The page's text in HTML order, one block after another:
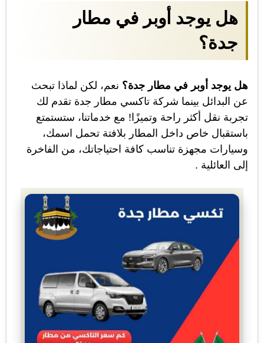
هل يوجد أوبر في مطار
جدة؟
هل يوجد أوبر في مطار جدة؟ نعم، لكن لماذا تبحث
عن البدائل بينما شركة تاكسي مطار جدة تقدم لك
تجربة نقل أكثر راحة وتميزًا! مع خدماتنا، ستستمتع
باستقبال خاص داخل المطار بلافتة تحمل اسمك،
وسيارات مجهزة تناسب كافة احتياجاتك، من الفاخرة
إلى العائلية .